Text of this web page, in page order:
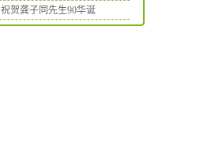
祝贺龚子同先生90华诞